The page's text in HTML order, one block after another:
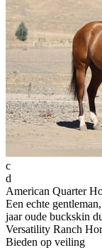
c
d
American Quarter
Een echte
jaar oude buckskin
Versatility Ranch
Bieden op veiling